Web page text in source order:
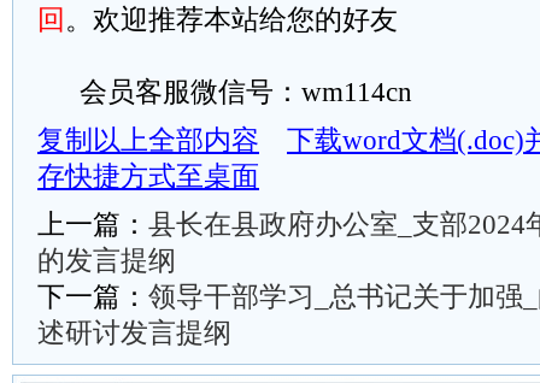
回 。欢迎推荐本站给您的好友
会员客服微信号：wm114cn
复制以上全部内容
下载word文档(.doc)
存快捷方式至桌面
上一篇： 县长在县政府办公室_支部2024
的发言提纲
下一篇： 领导干部学习_总书记关于加强
述研讨发言提纲